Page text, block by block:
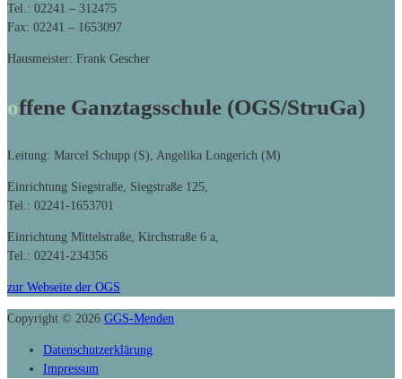
Tel.: 02241 – 312475
Fax: 02241 – 1653097
Hausmeister: Frank Gescher
offene Ganztagsschule (OGS/StruGa)
Leitung: Marcel Schupp (S), Angelika Longerich (M)
Einrichtung Siegstraße, Siegstraße 125,
Tel.: 02241-1653701
Einrichtung Mittelstraße, Kirchstraße 6 a,
Tel.: 02241-234356
zur Webseite der OGS
Copyright © 2026 GGS-Menden
Datenschutzerklärung
Impressum